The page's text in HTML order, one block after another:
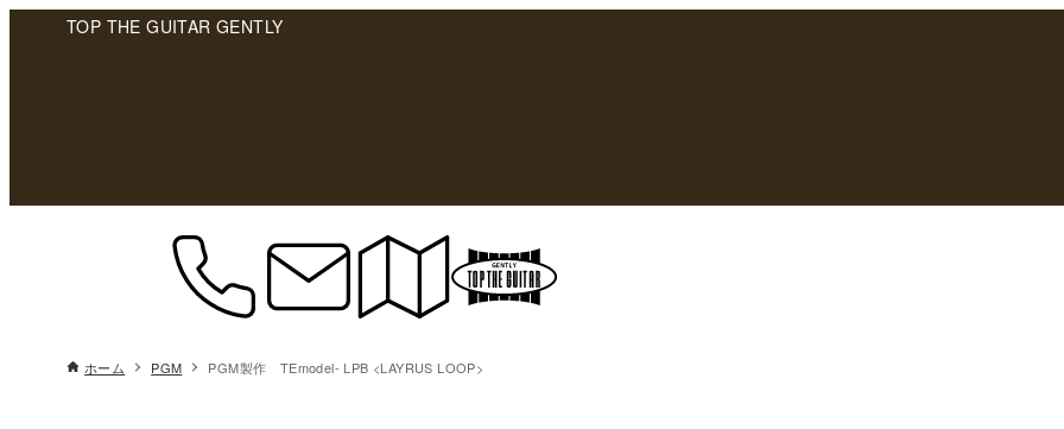
TOP THE GUITAR GENTLY
ホーム PGM PGM製作 TEmodel- LPB <LAYRUS LOOP>